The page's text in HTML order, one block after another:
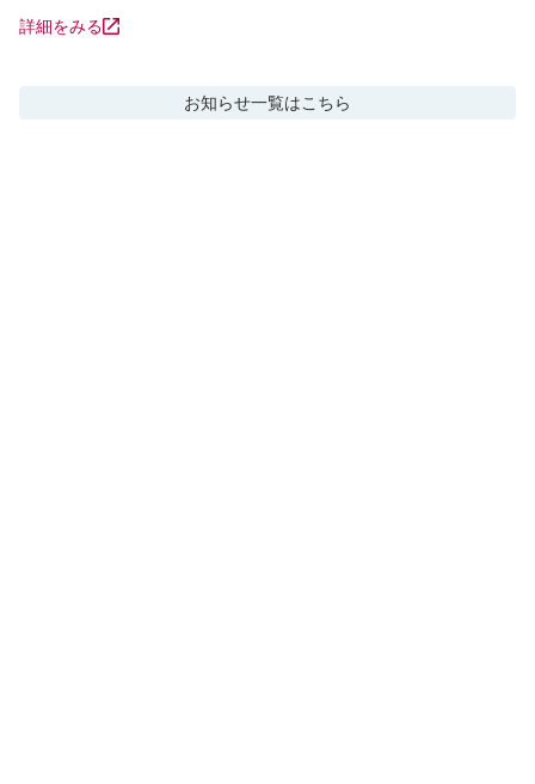
詳細をみる
お知らせ一覧はこちら